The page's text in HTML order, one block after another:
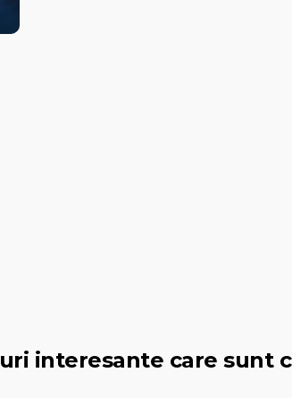
interesante care sunt